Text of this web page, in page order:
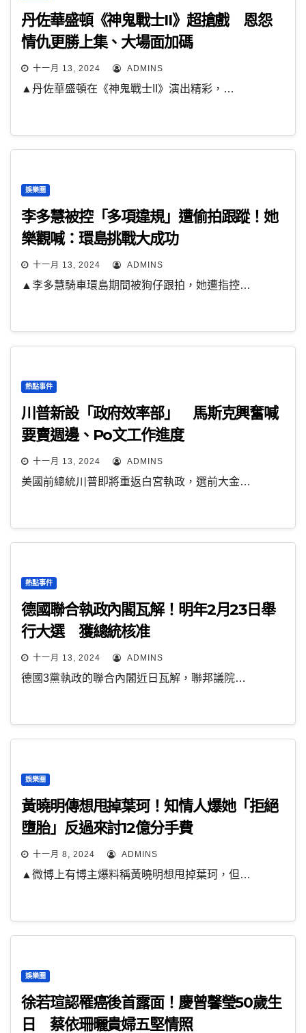
丹佐華盛頓《神鬼戰士II》超搶戲 恩怨
情仇更勝上集、大場面加碼
十一月 13, 2024 ADMINS
▲丹佐華盛頓在《神鬼戰士II》演出精彩，…
娛樂圈
李多慧被控「多項違規」遭偷拍跟蹤！她
樂觀喊：環島挑戰大成功
十一月 13, 2024 ADMINS
▲李多慧騎車環島期間被狗仔跟拍，她遭指控…
熱點事件
川普新設「政府效率部」 馬斯克興奮喊
要賣週邊、Po文工作進度
十一月 13, 2024 ADMINS
美國前總統川普即將重返白宮執政，選前大金…
熱點事件
德國聯合執政內閣瓦解！明年2月23日舉
行大選 獲總統核准
十一月 13, 2024 ADMINS
德國3黨執政的聯合內閣近日瓦解，聯邦議院…
娛樂圈
黃曉明傳想甩掉葉珂！知情人爆她「拒絕
墮胎」反過來討12億分手費
十一月 8, 2024 ADMINS
▲微博上有博主爆料稱黃曉明想甩掉葉珂，但…
娛樂圈
徐若瑄認罹癌後首露面！慶曾馨瑩50歲生
日 蔡依珊曬貴婦五堅情照